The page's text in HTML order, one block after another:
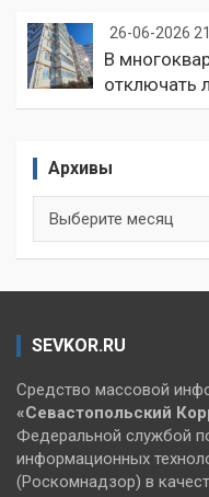
26-06-2026
В
отключать
Архивы
SEVKOR.RU
Средство массовой
«Севастопольский
Федеральной службой
информационных
(Роскомнадзор) в